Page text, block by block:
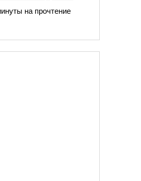
на прочтение